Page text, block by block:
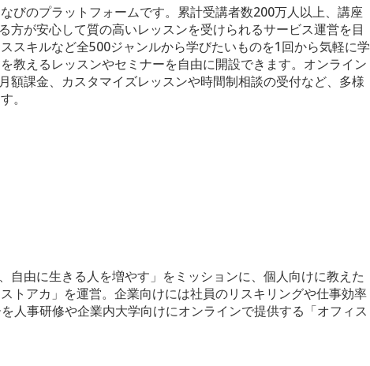
びのプラットフォームです。累計受講者数200万人以上、講座
方が安心して質の高いレッスンを受けられるサービス運営を目
スキルなど全500ジャンルから学びたいものを1回から気軽に学
教えるレッスンやセミナーを自由に開設できます。オンライン
額課金、カスタマイズレッスンや時間制相談の受付など、多様
。
自由に生きる人を増やす」をミッションに、個人向けに教えた
トアカ」を運営。企業向けには社員のリスキリングや仕事効率
人事研修や企業内大学向けにオンラインで提供する「オフィス